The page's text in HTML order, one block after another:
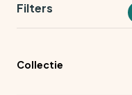
Filters
Collectie